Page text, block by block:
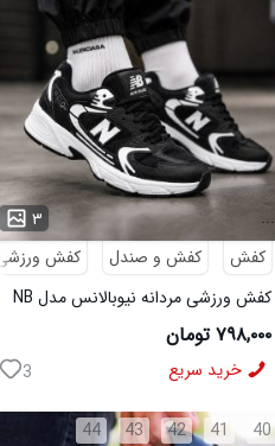
۳
...
کفش
کفش و صندل
کفش ورزشی
کفش ورزشی مردانه نیوبالانس مدل NB
مشکی
۷۹۸,۰۰۰ تومان
خرید سریع 3
40
41
42
43
44